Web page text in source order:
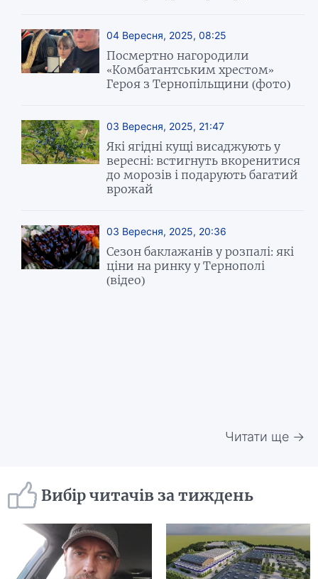
04 Вересня, 2025, 08:25
Посмертно нагородили
«Комбатантським хрестом»
Героя з Тернопільщини (фото)
03 Вересня, 2025, 21:47
Які ягідні кущі висаджують у
вересні: встигнуть вкоренитися
до морозів і подарують багатий
врожай
03 Вересня, 2025, 20:36
Сезон баклажанів у розпалі: які
ціни на ринку у Тернополі
(відео)
Читати ще →
Вибір читачів за тиждень